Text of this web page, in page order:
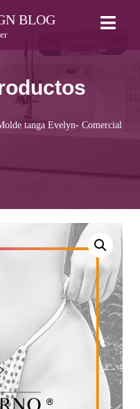
BLOG
tanga Evelyn- Comercial